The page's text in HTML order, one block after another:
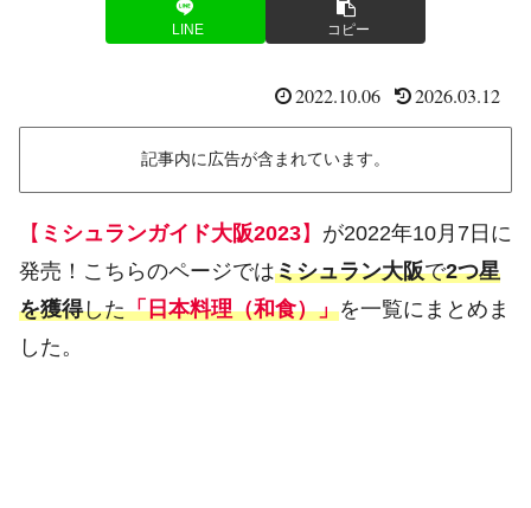
LINE コピー
2022.10.06 2026.03.12
記事内に広告が含まれています。
【 ミシュランガイド大阪2023】 が2022年10月7日に
発売！こちらのページではミシュラン大阪で2つ星
を獲得した「日本料理（和食）」を一覧にまとめま
した。